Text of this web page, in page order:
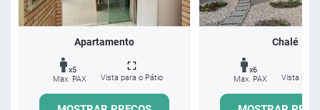
Apartamento
x5
Max. PAX
Vista para o Pátio
Chalé
x6
Max. PAX
Vista para